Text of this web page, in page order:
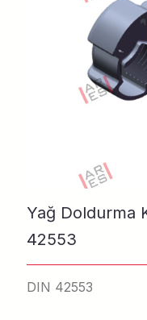
Yağ Doldurma
42553
DIN 42553